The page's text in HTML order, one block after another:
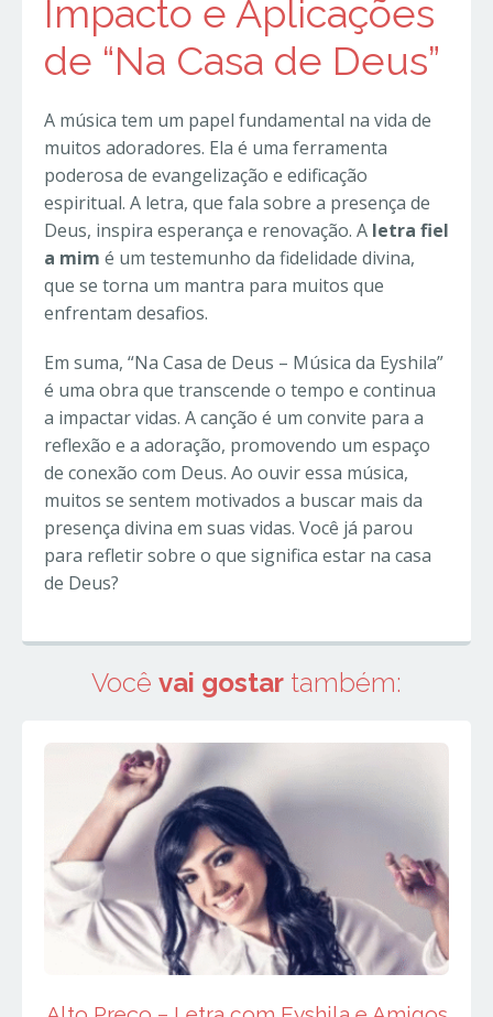
Impacto e Aplicações
de “Na Casa de Deus”
A música tem um papel fundamental na vida de
muitos adoradores. Ela é uma ferramenta
poderosa de evangelização e edificação
espiritual. A letra, que fala sobre a presença de
Deus, inspira esperança e renovação. A letra fiel
a mim é um testemunho da fidelidade divina,
que se torna um mantra para muitos que
enfrentam desafios.
Em suma, “Na Casa de Deus – Música da Eyshila”
é uma obra que transcende o tempo e continua
a impactar vidas. A canção é um convite para a
reflexão e a adoração, promovendo um espaço
de conexão com Deus. Ao ouvir essa música,
muitos se sentem motivados a buscar mais da
presença divina em suas vidas. Você já parou
para refletir sobre o que significa estar na casa
de Deus?
Você vai gostar também: